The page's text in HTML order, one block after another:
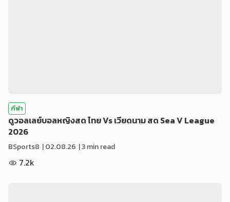
กีฬา
ดูวอลเลย์บอลหญิงสด ไทย Vs เวียดนาม สด Sea V League
2026
BSports8 |02.08.26 | 3 min read
7.2k